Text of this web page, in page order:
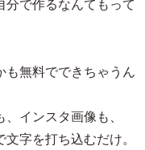
分で作るなんてもって
も無料でできちゃうん
インスタ画像も、
字を打ち込むだけ。